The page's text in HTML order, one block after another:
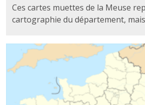
Ces cartes muettes de la Meuse
cartographie du département,